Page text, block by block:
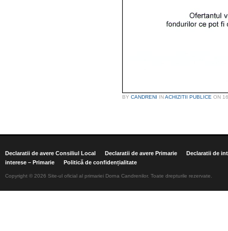
BY CANDRENI INACHIZITII PUBLICE ON
Declaratii de avere Consiliul Local Declaratii de avere Primarie
Declaratii de
interese – Primarie
Politică de confidențialitate
Copyright © 2026 Site-ul oficial al primariei Dorna Candrenilor. Toate drepturile rezervate.